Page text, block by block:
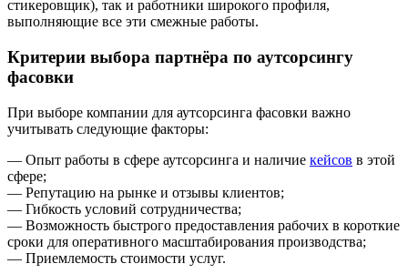
стикеровщик), так и работники широкого профиля,
выполняющие все эти смежные работы.
Критерии выбора партнёра по аутсорсингу
фасовки
При выборе компании для аутсорсинга фасовки важно
учитывать следующие факторы:
— Опыт работы в сфере аутсорсинга и наличие кейсов в этой
сфере;
— Репутацию на рынке и отзывы клиентов;
— Гибкость условий сотрудничества;
— Возможность быстрого предоставления рабочих в короткие
сроки для оперативного масштабирования производства;
— Приемлемость стоимости услуг.